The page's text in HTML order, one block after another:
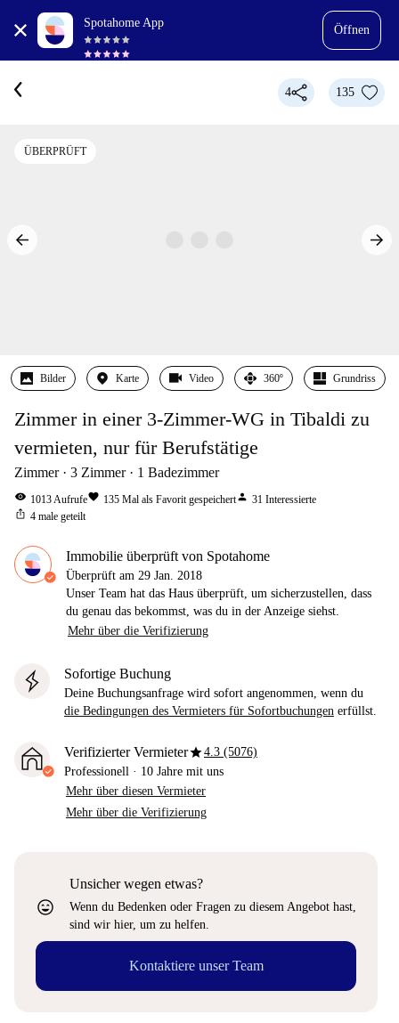
Spotahome App
Öffnen
4 135
ÜBERPRÜFT
Bilder Karte Video 360º Grundriss
Zimmer in einer 3-Zimmer-WG in Tibaldi zu
vermieten, nur für Berufstätige
Zimmer 3 Zimmer 1 Badezimmer
visibility 1013Aufrufefavorite 135 Mal als Favorit gespeichertperson 31 Interessierte
ios_share 4 male geteilt
Immobilie überprüft von Spotahome
Überprüft am 29 Jan. 2018
Unser Team hat das Haus überprüft, um sicherzustellen, dass
du genau das bekommst, was du in der Anzeige siehst.
Mehr über die Verifizierung
Sofortige Buchung
Deine Buchungsanfrage wird sofort angenommen, wenn du
die Bedingungen des Vermieters für Sofortbuchungen erfüllst.
Verifizierter Vermieterstar4.3 (5076)
Professionell · 10 Jahre mit uns
Mehr über diesen Vermieter
Mehr über die Verifizierung
sentiment_very_satisfied
Unsicher wegen etwas?
Wenn du Bedenken oder Fragen zu diesem Angebot hast,
sind wir hier, um zu helfen.
Kontaktiere unser Team